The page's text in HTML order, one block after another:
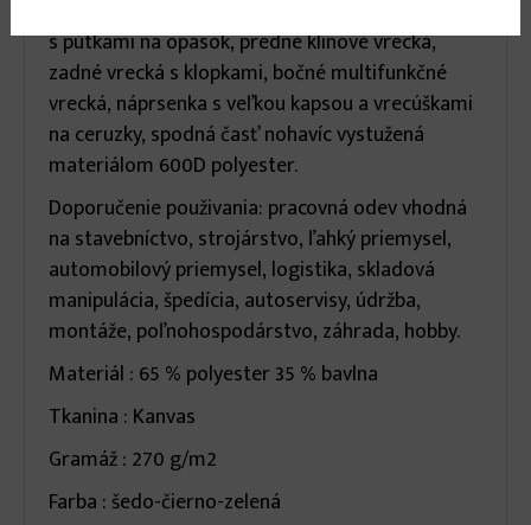
s pútkami na opasok, predné klinové vrecká,
zadné vrecká s klopkami, bočné multifunkčné
vrecká, náprsenka s veľkou kapsou a vrecúškami
na ceruzky, spodná časť nohavíc vystužená
materiálom 600D polyester.
Doporučenie použivania: pracovná odev vhodná
na stavebníctvo, strojárstvo, ľahký priemysel,
automobilový priemysel, logistika, skladová
manipulácia, špedícia, autoservisy, údržba,
montáže, poľnohospodárstvo, záhrada, hobby.
Materiál : 65 % polyester 35 % bavlna
Tkanina : Kanvas
Gramáž : 270 g/m2
Farba : šedo-čierno-zelená